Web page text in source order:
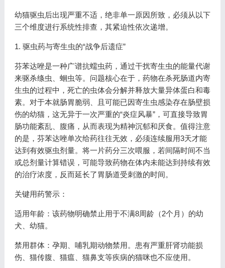
幼猫驱虫后出现严重不适，绝非单一原因所致，必须从以下
三个维度进行系统性排查，其紧迫性依次递增。
1. 驱虫药与寄生虫的“战争后遗症”
芬苯达唑是一种广谱抗蠕虫药，通过干扰寄生虫的能量代谢
来驱杀绦虫、蛔虫等。问题核心在于，药物在杀死肠道内寄
生虫的过程中，死亡的虫体会分解并释放大量异体蛋白和毒
素。对于本就肠胃脆弱、且可能已因寄生虫感染存在肠壁损
伤的幼猫，这无异于一次严重的“炎症风暴”，可直接导致胃
肠功能紊乱、腹痛，从而表现为精神沉郁和厌食。值得注意
的是，芬苯达唑单次给药往往无效，必须连续服用3天才能
达到有效驱虫剂量。将一片药分三次喂服，若间隔时间不当
或总剂量计算错误，可能导致药物在体内未能达到持续有效
的治疗浓度，反而延长了胃肠道受刺激的时间。
关键用药警示：
适用年龄：该药物明确禁止用于不满8周龄（2个月）的幼
犬、幼猫。
禁用群体：孕期、哺乳期动物禁用。患有严重肝肾功能损
伤、猫传腹、猫瘟、猫鼻支等疾病的猫咪也不应使用。